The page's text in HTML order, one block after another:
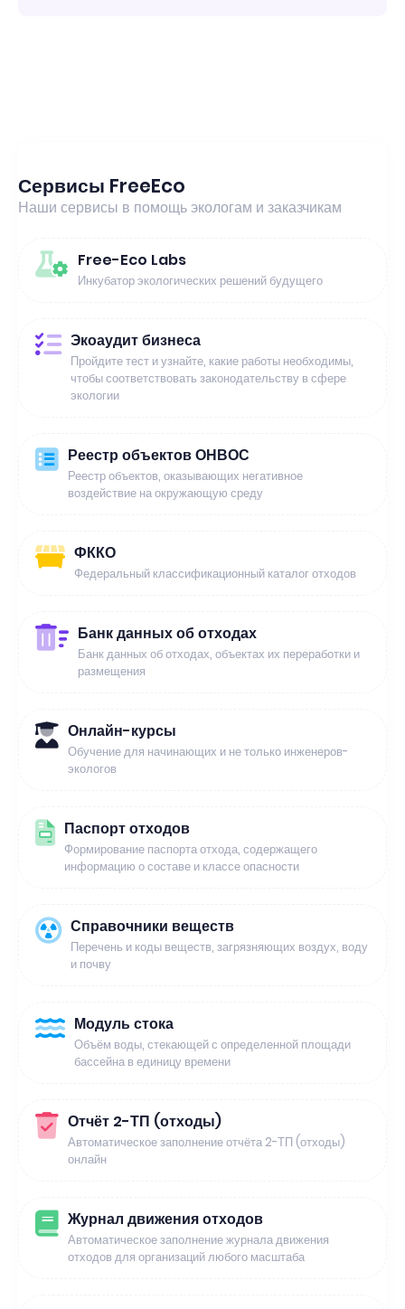
Сервисы FreeEco
Наши сервисы в помощь экологам и заказчикам
Free-Eco Labs
Инкубатор экологических решений будущего
Экоаудит бизнеса
Пройдите тест и узнайте, какие работы необходимы,
чтобы соответствовать законодательству в сфере
экологии
Реестр объектов ОНВОС
Реестр объектов, оказывающих негативное
воздействие на окружающую среду
ФККО
Федеральный классификационный каталог отходов
Банк данных об отходах
Банк данных об отходах, объектах их переработки и
размещения
Онлайн-курсы
Обучение для начинающих и не только инженеров-
экологов
Паспорт отходов
Формирование паспорта отхода, содержащего
информацию о составе и классе опасности
Справочники веществ
Перечень и коды веществ, загрязняющих воздух, воду
и почву
Модуль стока
Объём воды, стекающей с определенной площади
бассейна в единицу времени
Отчёт 2-ТП (отходы)
Автоматическое заполнение отчёта 2-ТП (отходы)
онлайн
Журнал движения отходов
Автоматическое заполнение журнала движения
отходов для организаций любого масштаба